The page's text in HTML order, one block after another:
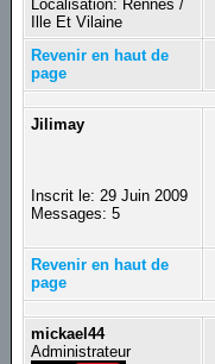
Localisation: Rennes /
Ille Et Vilaine
Revenir en haut de
page
Jilimay
Inscrit le: 29 Juin 2009
Messages: 5
Revenir en haut de
page
mickael44
Administrateur